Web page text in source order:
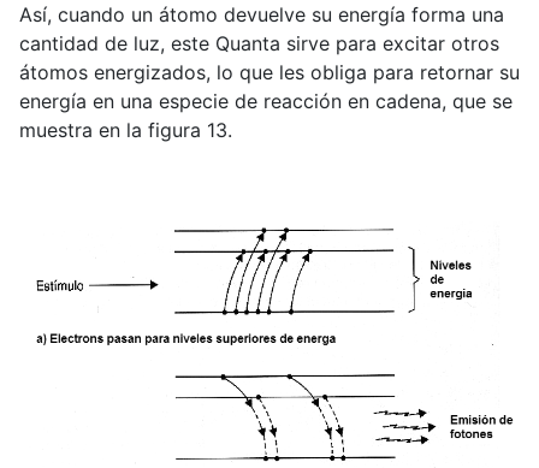
Así, cuando un átomo devuelve su energía forma una
cantidad de luz, este Quanta sirve para excitar otros
átomos energizados, lo que les obliga para retornar su
energía en una especie de reacción en cadena, que se
muestra en la figura 13.